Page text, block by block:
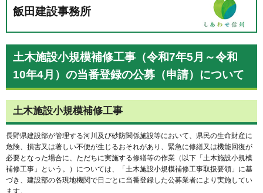
飯田建設事務所
土木施設小規模補修工事（令和7年5月～令和
10年4月）の当番登録の公募（申請）について
土木施設小規模補修工事
長野県建設部が管理する河川及び砂防関係施設等において、県民の生命財産に
危険、損害又は著しい不便が生じるおそれがあり、緊急に修繕又は機能回復が
必要となった場合に、ただちに実施する修繕等の作業（以下「土木施設小規模
補修工事」という。）については、「土木施設小規模補修工事取扱要領」に基
づき、建設部の各現地機関で日ごとに当番登録した公募業者により実施してい
ます。